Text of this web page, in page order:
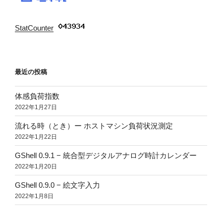
StatCounter
最近の投稿
体感負荷指数
2022年1月27日
流れる時（とき）ー ホストマシン負荷状況測定
2022年1月22日
GShell 0.9.1 − 統合型デジタルアナログ時計カレンダー
2022年1月20日
GShell 0.9.0 − 絵文字入力
2022年1月8日